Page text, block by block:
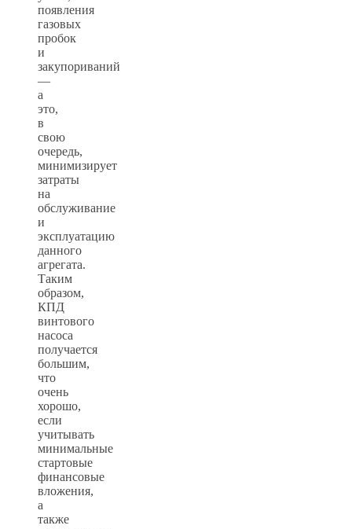
появления
газовых
пробок
и
закупориваний
—
а
это,
в
свою
очередь,
минимизирует
затраты
на
обслуживание
и
эксплуатацию
данного
агрегата.
Таким
образом,
КПД
винтового
насоса
получается
большим,
что
очень
хорошо,
если
учитывать
минимальные
стартовые
финансовые
вложения,
а
также